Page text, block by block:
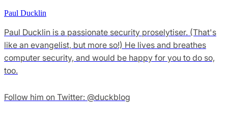
Paul Ducklin
Paul Ducklin is a passionate security proselytiser. (That's
like an evangelist, but more so!) He lives and breathes
computer security, and would be happy for you to do so,
too.
Follow him on Twitter: @duckblog